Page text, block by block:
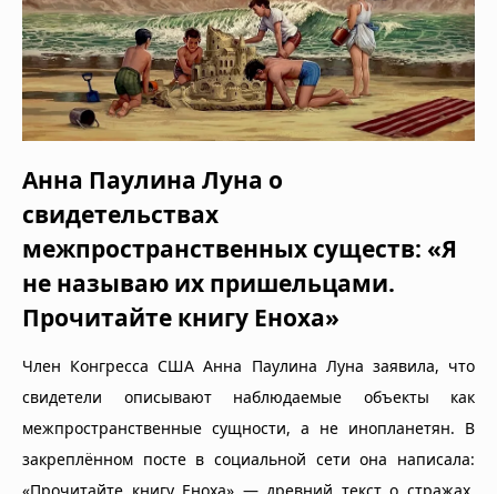
Анна Паулина Луна о
свидетельствах
межпространственных существ: «Я
не называю их пришельцами.
Прочитайте книгу Еноха»
Член Конгресса США Анна Паулина Луна заявила, что
свидетели описывают наблюдаемые объекты как
межпространственные сущности, а не инопланетян. В
закреплённом посте в социальной сети она написала: